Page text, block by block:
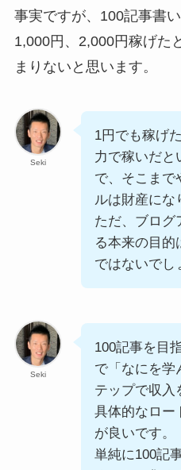
事実ですが、100記事書
1,000円、2,000円稼げた
まりないと思います。
Seki
1円でも稼げ
力で稼いだと
で、そこまで
ルは財産にな
ただ、ブログ
る本来の目的
ではないでし
Seki
100記事を目
で「なにを学
テップで収入
具体的なロー
が良いです。
単純に100記